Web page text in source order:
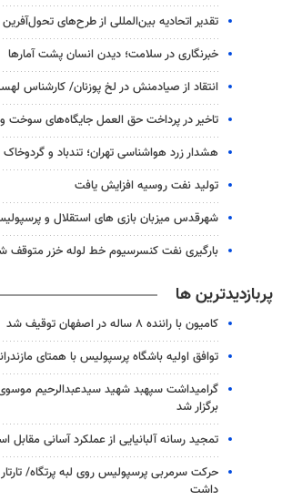
تقدیر اتحادیه بین‌المللی از طرح‌های
خبرنگاری در سلامت؛ دیدن انسان پشت آمارها
انتقاد از صیادمنش در لخ پوزنان/ کارشناس
تاخیر در پرداخت حق العمل جایگاه‌های سوخت
هشدار زرد هواشناسی تهران؛ تندباد و
تولید نفت روسیه افزایش یافت
شهرقدس میزبان بازی های استقلال و
بارگیری نفت کنسرسیوم خط لوله خزر متوقف
پربازدیدترین ها
کامیون با راننده ۸ ساله در اصفهان توقیف شد
توافق اولیه باشگاه پرسپولیس با همتای
گرامیداشت سپهبد شهید سیدعبدالرحیم
برگزار شد
تمجید رسانه آلبانیایی از عملکرد آسانی مقابل
حرکت سرمربی پرسپولیس روی لبه پرتگاه/
داشت